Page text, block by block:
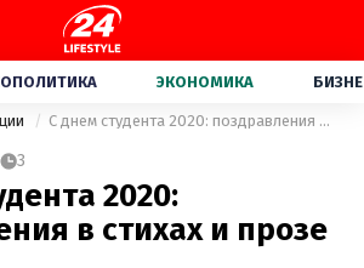
ЭКОНОМИКА
С днем студента 2020: поздравления в стихах и прозе
3
2020:
в стихах и прозе